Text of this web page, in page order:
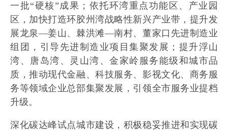
一批“硬核”成果；依托环湾重点功能区、产业园
区，加快打造环胶州湾战略性新兴产业带，提升发
展龙泉—姜山、棘洪滩—南村、董家口先进制造业
组团，引导先进制造业项目集聚发展；提升浮山
湾、唐岛湾、灵山湾、金家岭服务能级和城市品
质，推动现代金融、科技服务、影视文化、商务服
务等领域企业总部集聚发展，引领全市服务业提档
升级。
深化碳达峰试点城市建设，积极稳妥推进和实现碳